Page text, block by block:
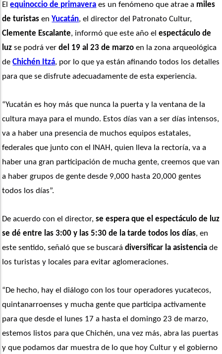
El equinoccio de primavera es un fenómeno que atrae a miles
de turistas en Yucatán
Clemente Escalante, informó que este año el espectáculo de
luz se podrá ver del 19 al 23 de marzo en la zona arqueológica
de Chichén Itzá, por lo que ya están afinando todos los detalles
para que se disfrute adecuadamente de esta experiencia.
“Yucatán es hoy más que nunca la puerta y la ventana de la
cultura maya para el mundo. Estos días van a ser días intensos,
va a haber una presencia de muchos equipos estatales,
federales que junto con el INAH, quien lleva la rectoría, va a
haber una gran participación de mucha gente, creemos que van
a haber grupos de gente desde 9,000 hasta 20,000 gentes
todos los días”.
De acuerdo con el director, se espera que el espectáculo de luz
se dé entre las 3:00 y las 5:30 de la tarde todos los días, en
este sentido, señaló que se buscará diversificar la asistencia de
los turistas y locales para evitar aglomeraciones.
“De hecho, hay el diálogo con los tour operadores yucatecos,
quintanarroenses y mucha gente que participa activamente
para que desde el lunes 17 a hasta el domingo 23 de marzo,
estemos listos para que Chichén, una vez más, abra las puertas
y que podamos dar muestra de lo que hoy Cultur y el gobierno